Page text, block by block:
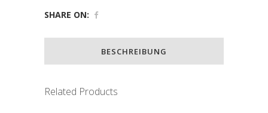
SHARE ON:
BESCHREIBUNG
Related Products